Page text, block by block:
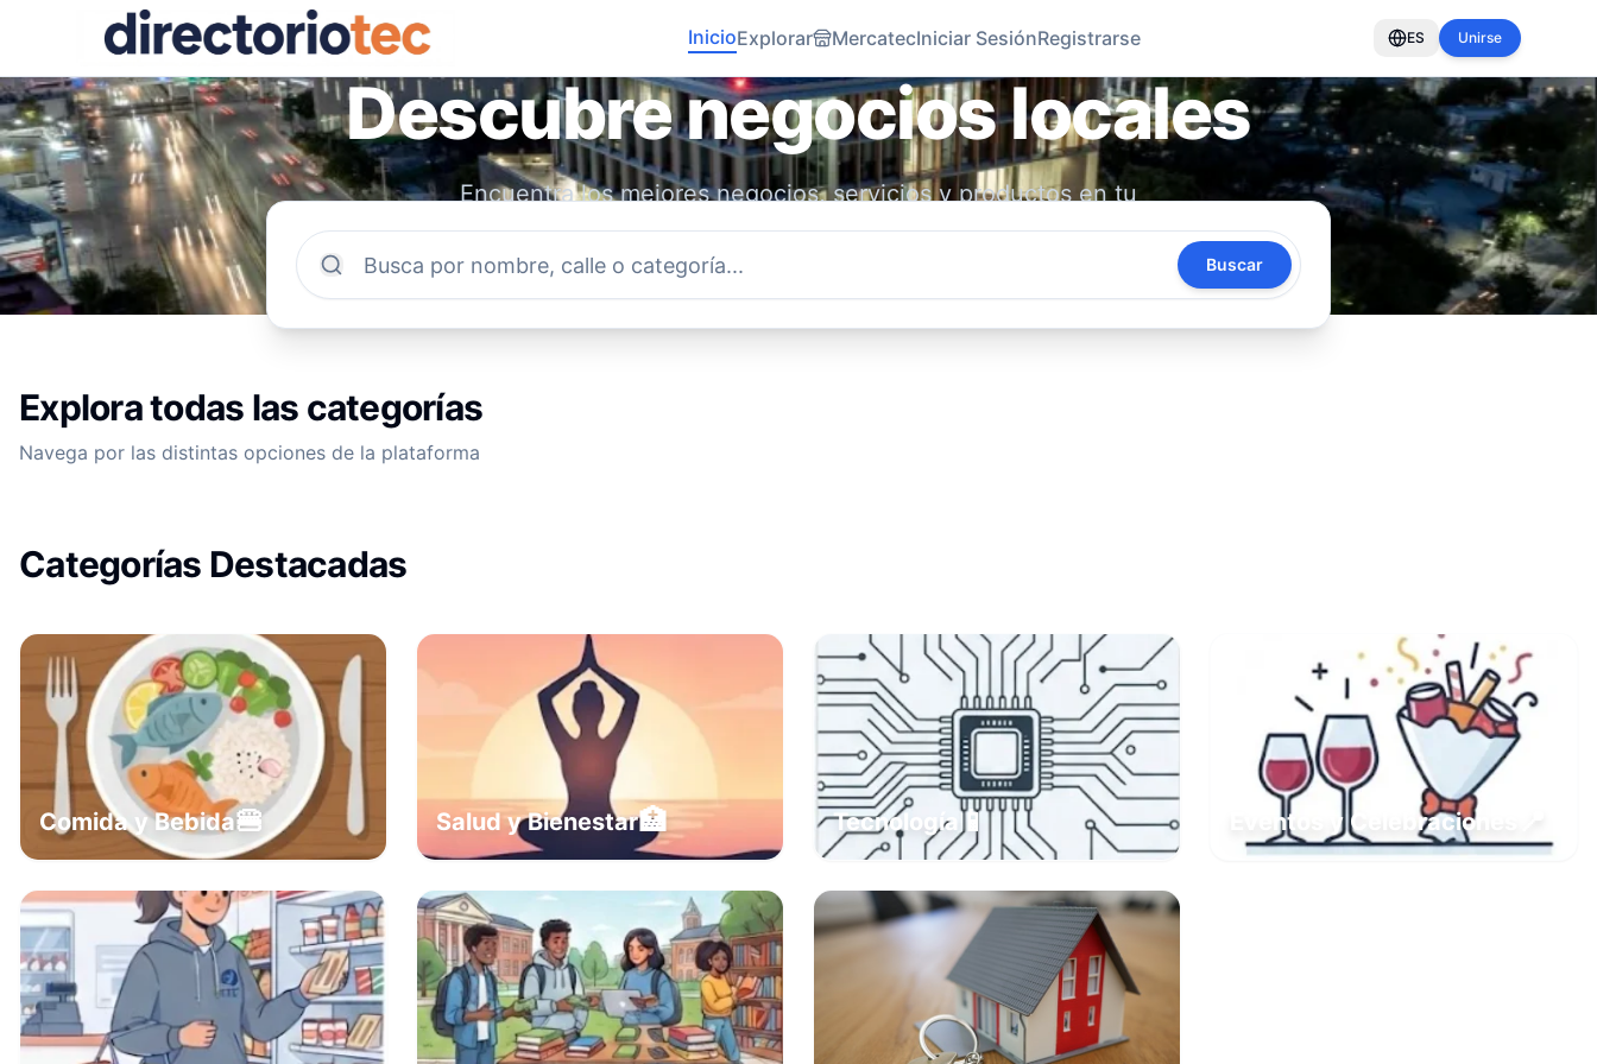
InicioExplorar MercatecIniciar SesiónRegistrarse ES Unirse
Descubre negocios locales
Encuentra los mejores negocios, servicios y productos en tu
comunidad. Conecta con emprendedores locales y apoya tu
Buscar
Explora todas las categorías
Navega por las distintas opciones de la plataforma
Categorías Destacadas
Comida y Bebida🍔 Salud y Bienestar🏥 Tecnología 📱 Eventos y Celebraciones